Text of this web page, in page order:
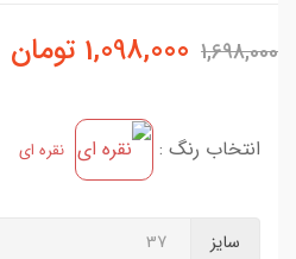
1,698,000
1,098,000 تومان
انتخاب رنگ : نقره ای
سایز